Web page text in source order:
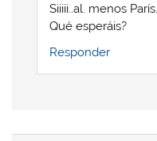
Siiiii..al. menos
Qué esperáis?
Responder